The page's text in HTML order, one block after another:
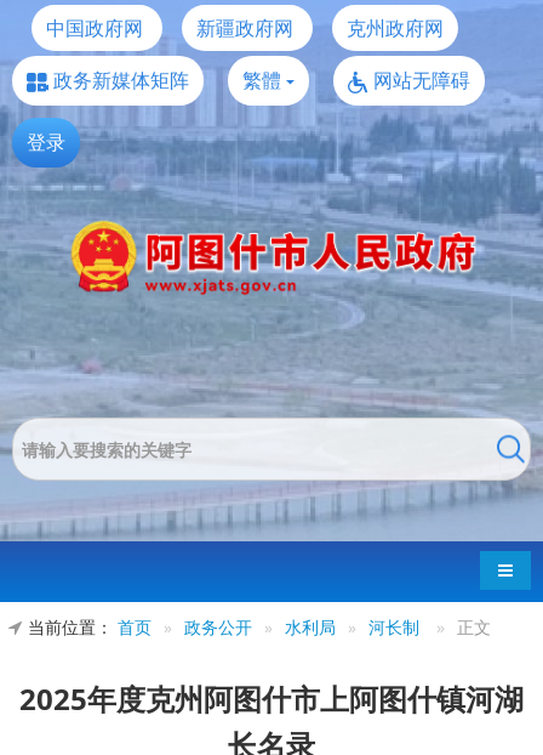
中国政府网 新疆政府网
克州政府网
政务新媒体矩阵
繁體 网站无障碍
登录
导航
当前位置： 首页 » 政务公开 » 水利局 » 河长制 » 正文
2025年度克州阿图什市上阿图什镇河湖
长名录